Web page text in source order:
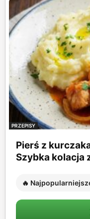
PRZEPISY
Pierś z
Szybka kolacja
🔥